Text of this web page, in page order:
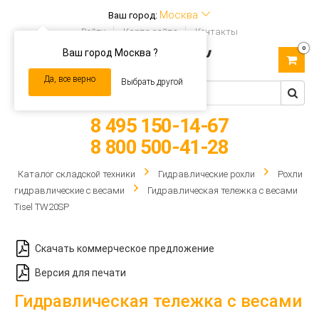
Ваш город: Москва
Ваш город Москва ?
Да, все верно Выбрать другой
Войти Карта сайта Контакты
navigation
0
8 495 150-14-67
8 800 500-41-28
Каталог складской техники Гидравлические рохли
Рохли
гидравлические с весами
Гидравлическая тележка с весами
Tisel TW20SP
Скачать коммерческое предложение
Версия для печати
Гидравлическая тележка с весами